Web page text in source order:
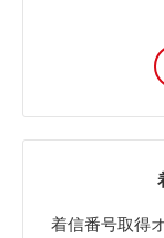
着信番号取得